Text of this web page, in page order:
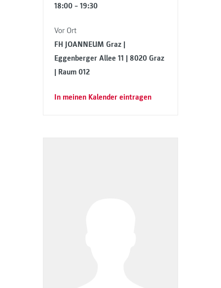
18:00 – 19:30
Vor Ort
FH JOANNEUM Graz |
Eggenberger Allee 11 | 8020 Graz
| Raum 012
In meinen Kalender eintragen